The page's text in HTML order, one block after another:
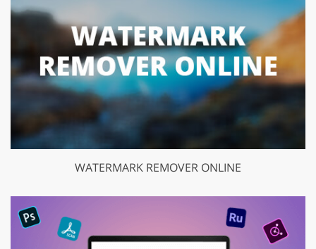
WATERMARK REMOVER ONLINE